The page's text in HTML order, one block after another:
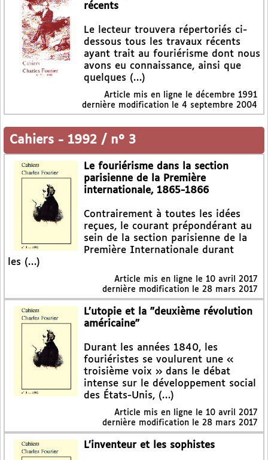
récents
Le lecteur trouvera répertoriés ci-
dessous tous les travaux récents
ayant trait au fouriérisme dont nous
avons eu connaissance, ainsi que
quelques (…)
Article mis en ligne le décembre 1991
dernière modification le 4 septembre 2004
Cahiers - 1992 / n° 3
Le fouriérisme dans la section
parisienne de la Première
internationale, 1865-1866
Contrairement à toutes les idées
reçues, le courant prépondérant au
sein de la section parisienne de la
Première Internationale durant
les (…)
Article mis en ligne le 10 avril 2017
dernière modification le 28 mars 2017
L’utopie et la "deuxième révolution
américaine"
Durant les années 1840, les
fouriéristes se voulurent une «
troisième voix » dans le débat
intense sur le développement social
des États-Unis, (…)
Article mis en ligne le 10 avril 2017
dernière modification le 28 mars 2017
L’inventeur et les sophistes